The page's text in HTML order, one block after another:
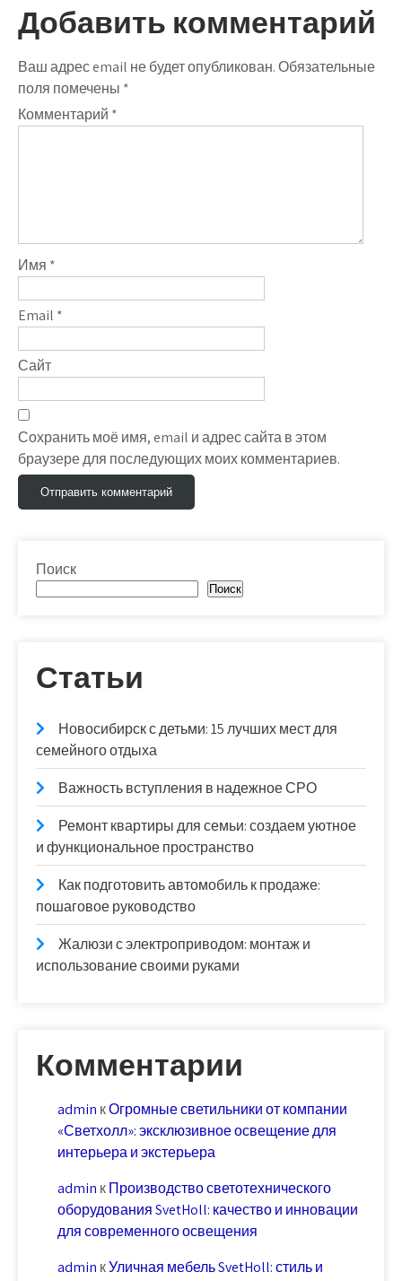
Добавить комментарий
Ваш адрес email не будет опубликован.Обязательные
поля помечены *
Комментарий *
Имя *
Email *
Сайт
Сохранить моё имя, email и адрес сайта в этом
браузере для последующих моих комментариев.
Поиск
Поиск
Статьи
Новосибирск с детьми: 15 лучших мест для
семейного отдыха
Важность вступления в надежное СРО
Ремонт квартиры для семьи: создаем уютное
и функциональное пространство
Как подготовить автомобиль к продаже:
пошаговое руководство
Жалюзи с электроприводом: монтаж и
использование своими руками
Комментарии
admin кОгромные светильники от компании
«Светхолл»: эксклюзивное освещение для
интерьера и экстерьера
admin кПроизводство светотехнического
оборудования SvetHoll: качество и инновации
для современного освещения
admin кУличная мебель SvetHoll: стиль и